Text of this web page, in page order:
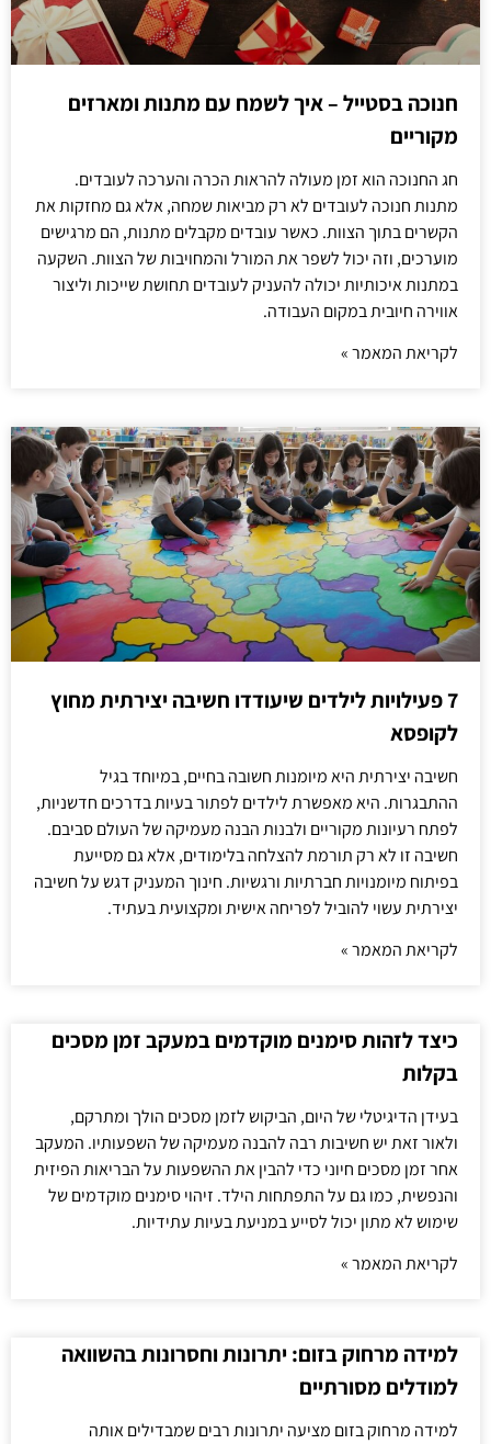
חנוכה בסטייל – איך לשמח עם מתנות ומארזים
מקוריים
חג החנוכה הוא זמן מעולה להראות הכרה והערכה לעובדים.
מתנות חנוכה לעובדים לא רק מביאות שמחה, אלא גם מחזקות את
הקשרים בתוך הצוות. כאשר עובדים מקבלים מתנות, הם מרגישים
מוערכים, וזה יכול לשפר את המורל והמחויבות של הצוות. השקעה
במתנות איכותיות יכולה להעניק לעובדים תחושת שייכות וליצור
אווירה חיובית במקום העבודה.
לקריאת המאמר »
7 פעילויות לילדים שיעודדו חשיבה יצירתית מחוץ
לקופסא
חשיבה יצירתית היא מיומנות חשובה בחיים, במיוחד בגיל
ההתבגרות. היא מאפשרת לילדים לפתור בעיות בדרכים חדשניות,
לפתח רעיונות מקוריים ולבנות הבנה מעמיקה של העולם סביבם.
חשיבה זו לא רק תורמת להצלחה בלימודים, אלא גם מסייעת
בפיתוח מיומנויות חברתיות ורגשיות. חינוך המעניק דגש על חשיבה
יצירתית עשוי להוביל לפריחה אישית ומקצועית בעתיד.
לקריאת המאמר »
כיצד לזהות סימנים מוקדמים במעקב זמן מסכים
בקלות
בעידן הדיגיטלי של היום, הביקוש לזמן מסכים הולך ומתרקם,
ולאור זאת יש חשיבות רבה להבנה מעמיקה של השפעותיו. המעקב
אחר זמן מסכים חיוני כדי להבין את ההשפעות על הבריאות הפיזית
והנפשית, כמו גם על התפתחות הילד. זיהוי סימנים מוקדמים של
שימוש לא מתון יכול לסייע במניעת בעיות עתידיות.
לקריאת המאמר »
למידה מרחוק בזום: יתרונות וחסרונות בהשוואה
למודלים מסורתיים
למידה מרחוק בזום מציעה יתרונות רבים שמבדילים אותה